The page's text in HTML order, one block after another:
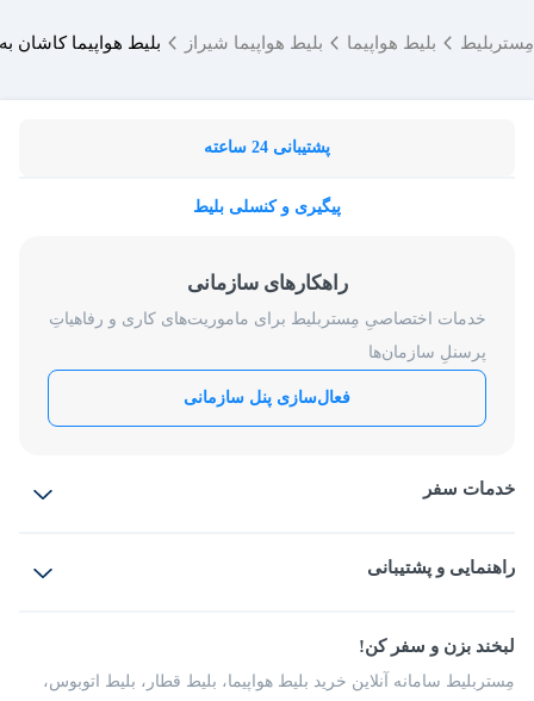
مِستربلیط بلیط هواپیما بلیط هواپیما شیراز بلیط هواپیما کاشان
پشتیبانی 24 ساعته
پیگیری و کنسلی بلیط
راهکارهای سازمانی
خدمات اختصاصیِ مِستربلیط برای ماموریت‌های کاری و رفاهیاتِ
پرسنلِ سازمان‌ها
فعال‌سازی پنل سازمانی
خدمات سفر
بلیط قطار
راهنمایی و پشتیبانی
شرایط و مقررات
راهکار سازمانی
فرصت‌های شغلی
لبخند بزن و سفر کن!
مِستربلیط سامانه آنلاین خرید بلیط هواپیما، بلیط قطار، بلیط اتوبوس،